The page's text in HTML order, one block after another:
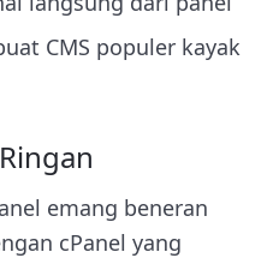
CMS populer kayak
emang beneran
cPanel yang